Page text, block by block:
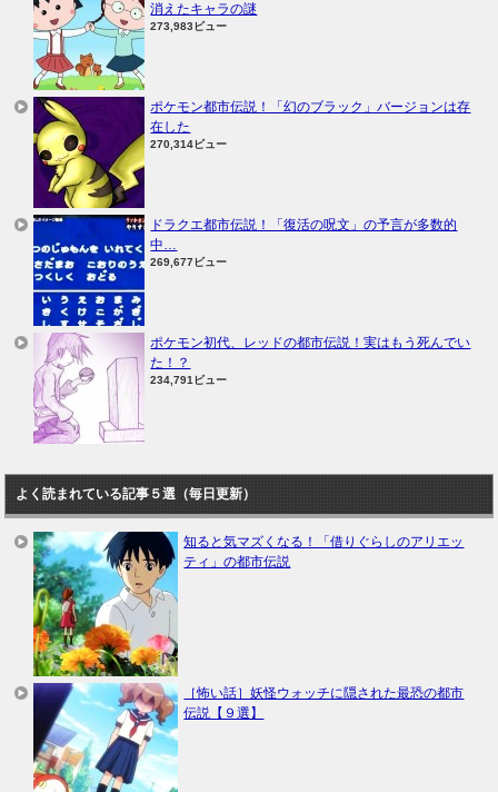
消えたキャラの謎
273,983ビュー
ポケモン都市伝説！「幻のブラック」バージョンは存
在した
270,314ビュー
ドラクエ都市伝説！「復活の呪文」の予言が多数的
中…
269,677ビュー
ポケモン初代、レッドの都市伝説！実はもう死んでい
た！？
234,791ビュー
よく読まれている記事５選（毎日更新）
知ると気マズくなる！「借りぐらしのアリエッ
ティ」の都市伝説
［怖い話］妖怪ウォッチに隠された最恐の都市
伝説【９選】